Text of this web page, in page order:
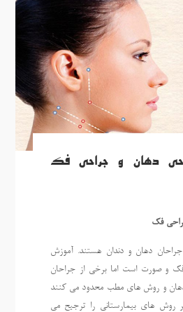
دهان و جراحی فک
فک
دهان و دندان هستند. آموزش
و صورت است اما برخی از جراحان
و روش های مطب محدود می کنند
روش های بیمارستانی را ترجیح می